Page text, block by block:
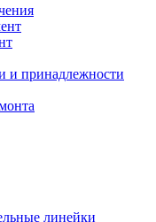
и принадлежности
линейки